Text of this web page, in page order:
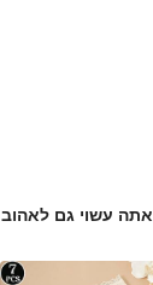
אתה עשוי גם לאהוב